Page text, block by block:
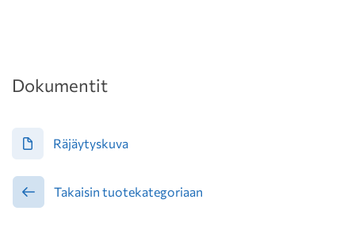
Dokumentit
Räjäytyskuva
Takaisin tuotekategoriaan